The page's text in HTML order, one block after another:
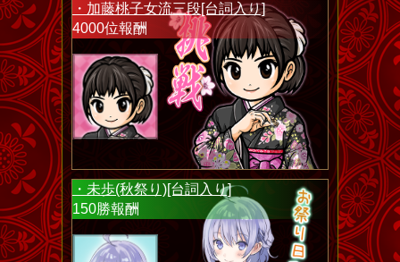
・加藤桃子女流三段[台詞入り]
4000位報酬
・未歩(秋祭り)[台詞入り]
150勝報酬